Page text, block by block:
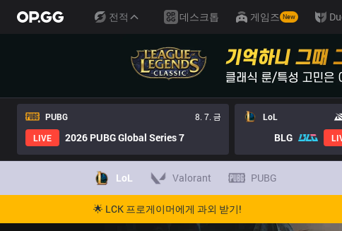
전적 데스크톱 게임즈 New
PUBG
8. 7. 금
LIVE
2026 PUBG Global Series 7
LoL
BLG
LoL Valorant PUBG
🌟 LCK 프로게이머에게 과외 받기!